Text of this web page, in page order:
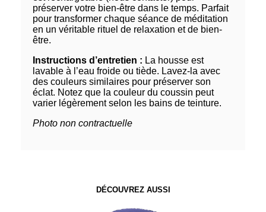
préserver votre bien-être dans le temps. Parfait
pour transformer chaque séance de méditation
en un véritable rituel de relaxation et de bien-
être.
Instructions d’entretien : La housse est
lavable à l’eau froide ou tiède. Lavez-la avec
des couleurs similaires pour préserver son
éclat. Notez que la couleur du coussin peut
varier légèrement selon les bains de teinture.
Photo non contractuelle
DÉCOUVREZ AUSSI